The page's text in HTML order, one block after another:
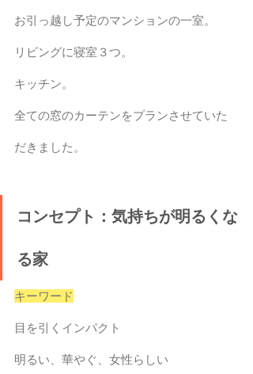
お引っ越し予定のマンションの一室。
リビングに寝室３つ。
キッチン。
全ての窓のカーテンをプランさせていた
だきました。
コンセプト：気持ちが明るくな
る家
キーワード
目を引くインパクト
明るい、華やぐ、女性らしい